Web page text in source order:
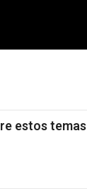
estos temas